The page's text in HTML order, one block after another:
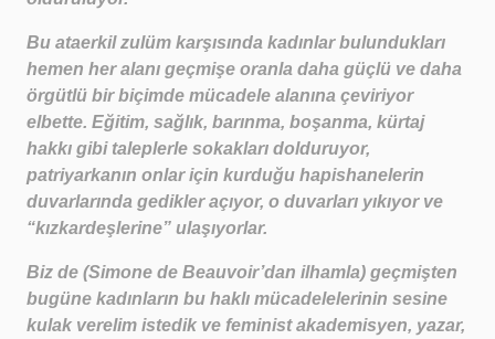
Bu ataerkil zulüm karşısında kadınlar bulundukları
hemen her alanı geçmişe oranla daha güçlü ve daha
örgütlü bir biçimde mücadele alanına çeviriyor
elbette. Eğitim, sağlık, barınma, boşanma, kürtaj
hakkı gibi taleplerle sokakları dolduruyor,
patriyarkanın onlar için kurduğu hapishanelerin
duvarlarında gedikler açıyor, o duvarları yıkıyor ve
“kızkardeşlerine” ulaşıyorlar.
Biz de (Simone de Beauvoir’dan ilhamla) geçmişten
bugüne kadınların bu haklı mücadelelerinin sesine
kulak verelim istedik ve feminist akademisyen, yazar,